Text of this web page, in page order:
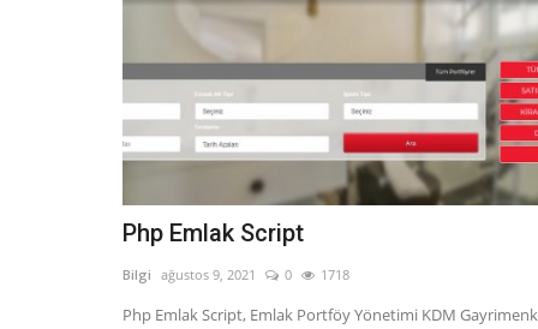
Php Emlak Script
Bilgi ağustos 9, 2021 0 1718
Php Emlak Script, Emlak Portföy Yönetimi KDM